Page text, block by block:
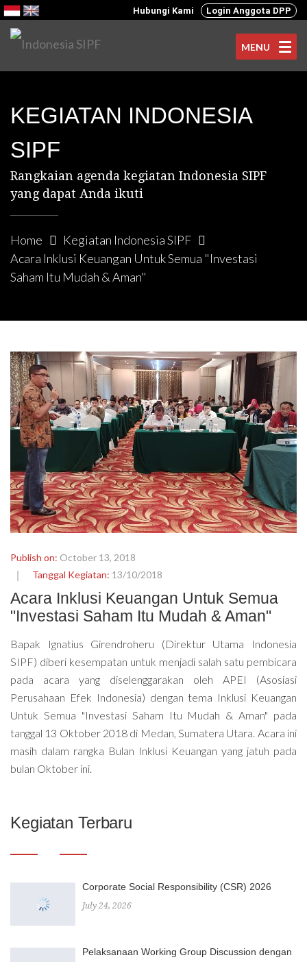
Hubungi Kami Login Anggota DPP
MENU
KEGIATAN INDONESIA
SIPF
Rangkaian agenda kegiatan Indonesia SIPF
yang dapat Anda ikuti
Home
Kegiatan Indonesia SIPF
Acara Inklusi Keuangan Untuk Semua "Investasi
Saham Itu Mudah & Aman"
Publish on: October 13, 2018
Tanggal Kegiatan: 13/10/2018
Acara Inklusi Keuangan Untuk Semua
"Investasi Saham Itu Mudah & Aman"
Bapak Ignatius Girendroheru (Direktur Utama Indonesia
SIPF) diberi kesempatan untuk menjadi salah satu pembicara
pada acara yang diselenggarakan oleh APEI (Asosiasi
Perusahaan Efek Indonesia) dengan tema Inklusi Keuangan
Untuk Semua "Investasi Saham Itu Mudah & Aman" pada
tanggal 13 Oktober 2018 di Medan, Sumatera Utara. Acara ini
masih dalam rangka Bulan Inklusi Keuangan yang jatuh pada
bulan Oktober ini.
Kegiatan Terbaru
Corporate Social Responsibility (CSR) 2026
July 24, 2026
Pelaksanaan Working Group Discussion dengan